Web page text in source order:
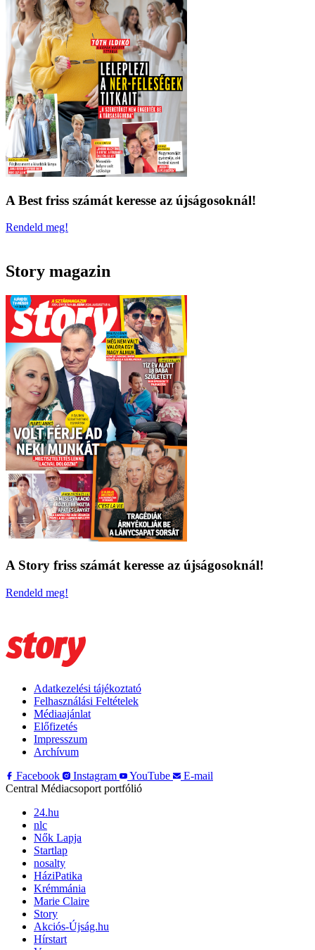
A Best friss számát keresse az újságosoknál!
Rendeld meg!
Story magazin
A Story friss számát keresse az újságosoknál!
Rendeld meg!
Adatkezelési tájékoztató
Felhasználási Feltételek
Médiaajánlat
Előfizetés
Impresszum
Archívum
Facebook
Instagram YouTube
E-mail
Central Médiacsoport portfólió
24.hu
nlc
Nők Lapja
Startlap
nosalty
HáziPatika
Krémmánia
Marie Claire
Story
Akciós-Újság.hu
Hírstart